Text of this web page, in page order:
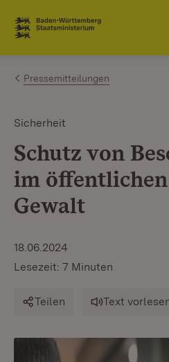
Zum Inhalt springen
Link zur Startseite
Pressemitteilungen
Sicherheit
Schutz von
im
Gewalt
18.06.2024
Lesezeit: 7 Minuten
Teilen Text